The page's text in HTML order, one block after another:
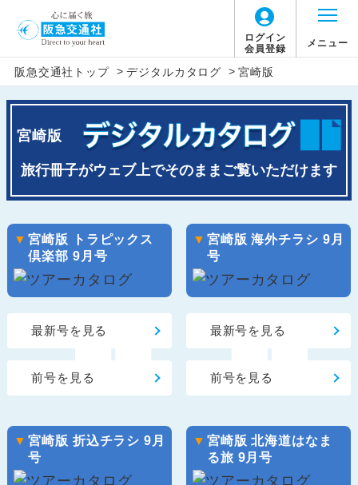
ログイン
会員登録
メニュー
阪急交通社トップ > デジタルカタログ > 宮崎版
宮崎版
旅行冊子がウェブ上でそのままご覧いただけます
宮崎版 トラピックス
倶楽部 9月号
最新号を見る
前号を見る
宮崎版 海外チラシ 9月
号
最新号を見る
前号を見る
宮崎版 折込チラシ 9月
号
宮崎版 北海道はなま
る旅 9月号